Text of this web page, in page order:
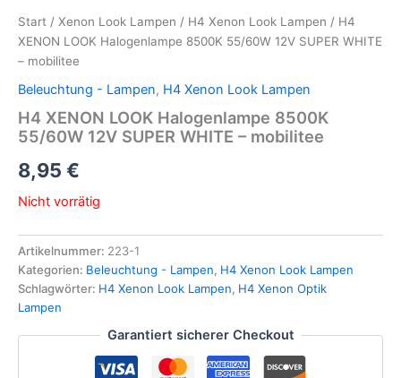
Start / Xenon Look Lampen / H4 Xenon Look Lampen / H4
XENON LOOK Halogenlampe 8500K 55/60W 12V SUPER WHITE
– mobilitee
Beleuchtung - Lampen, H4 Xenon Look Lampen
H4 XENON LOOK Halogenlampe 8500K
55/60W 12V SUPER WHITE – mobilitee
8,95 €
Nicht vorrätig
Artikelnummer: 223-1
Kategorien: Beleuchtung - Lampen, H4 Xenon Look Lampen
Schlagwörter: H4 Xenon Look Lampen, H4 Xenon Optik
Lampen
Garantiert sicherer Checkout